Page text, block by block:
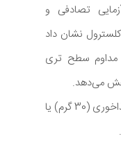
اخیر از 31 کارآزمایی تصادفی‌ و
نشان داد
مداوم سطح تری
این فواید با مصرف حدود 3 قاشق غذاخوری (30 گرم) یا